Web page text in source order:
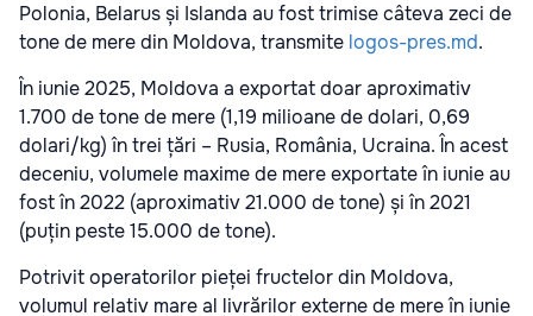
Polonia, Belarus și Islanda au fost trimise câteva zeci de
tone de mere din Moldova, transmite logos-pres.md.
În iunie 2025, Moldova a exportat doar aproximativ
1.700 de tone de mere (1,19 milioane de dolari, 0,69
dolari/kg) în trei țări – Rusia, România, Ucraina. În acest
deceniu, volumele maxime de mere exportate în iunie au
fost în 2022 (aproximativ 21.000 de tone) și în 2021
(puțin peste 15.000 de tone).
Potrivit operatorilor pieței fructelor din Moldova,
volumul relativ mare al livrărilor externe de mere în iunie